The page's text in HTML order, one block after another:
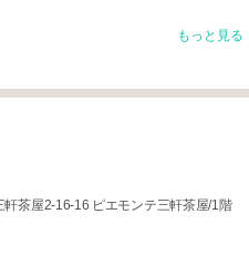
もっと見る
軒茶屋2-16-16 ピエモンテ三軒茶屋/1階